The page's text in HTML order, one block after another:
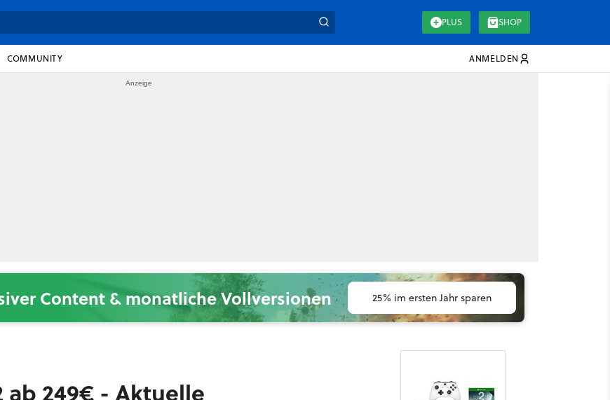
PLUS SHOP
COMMUNITY ANMELDEN
Content & monatliche Vollversionen 25% im ersten Jahr sparen
ab 249€ - Aktuelle